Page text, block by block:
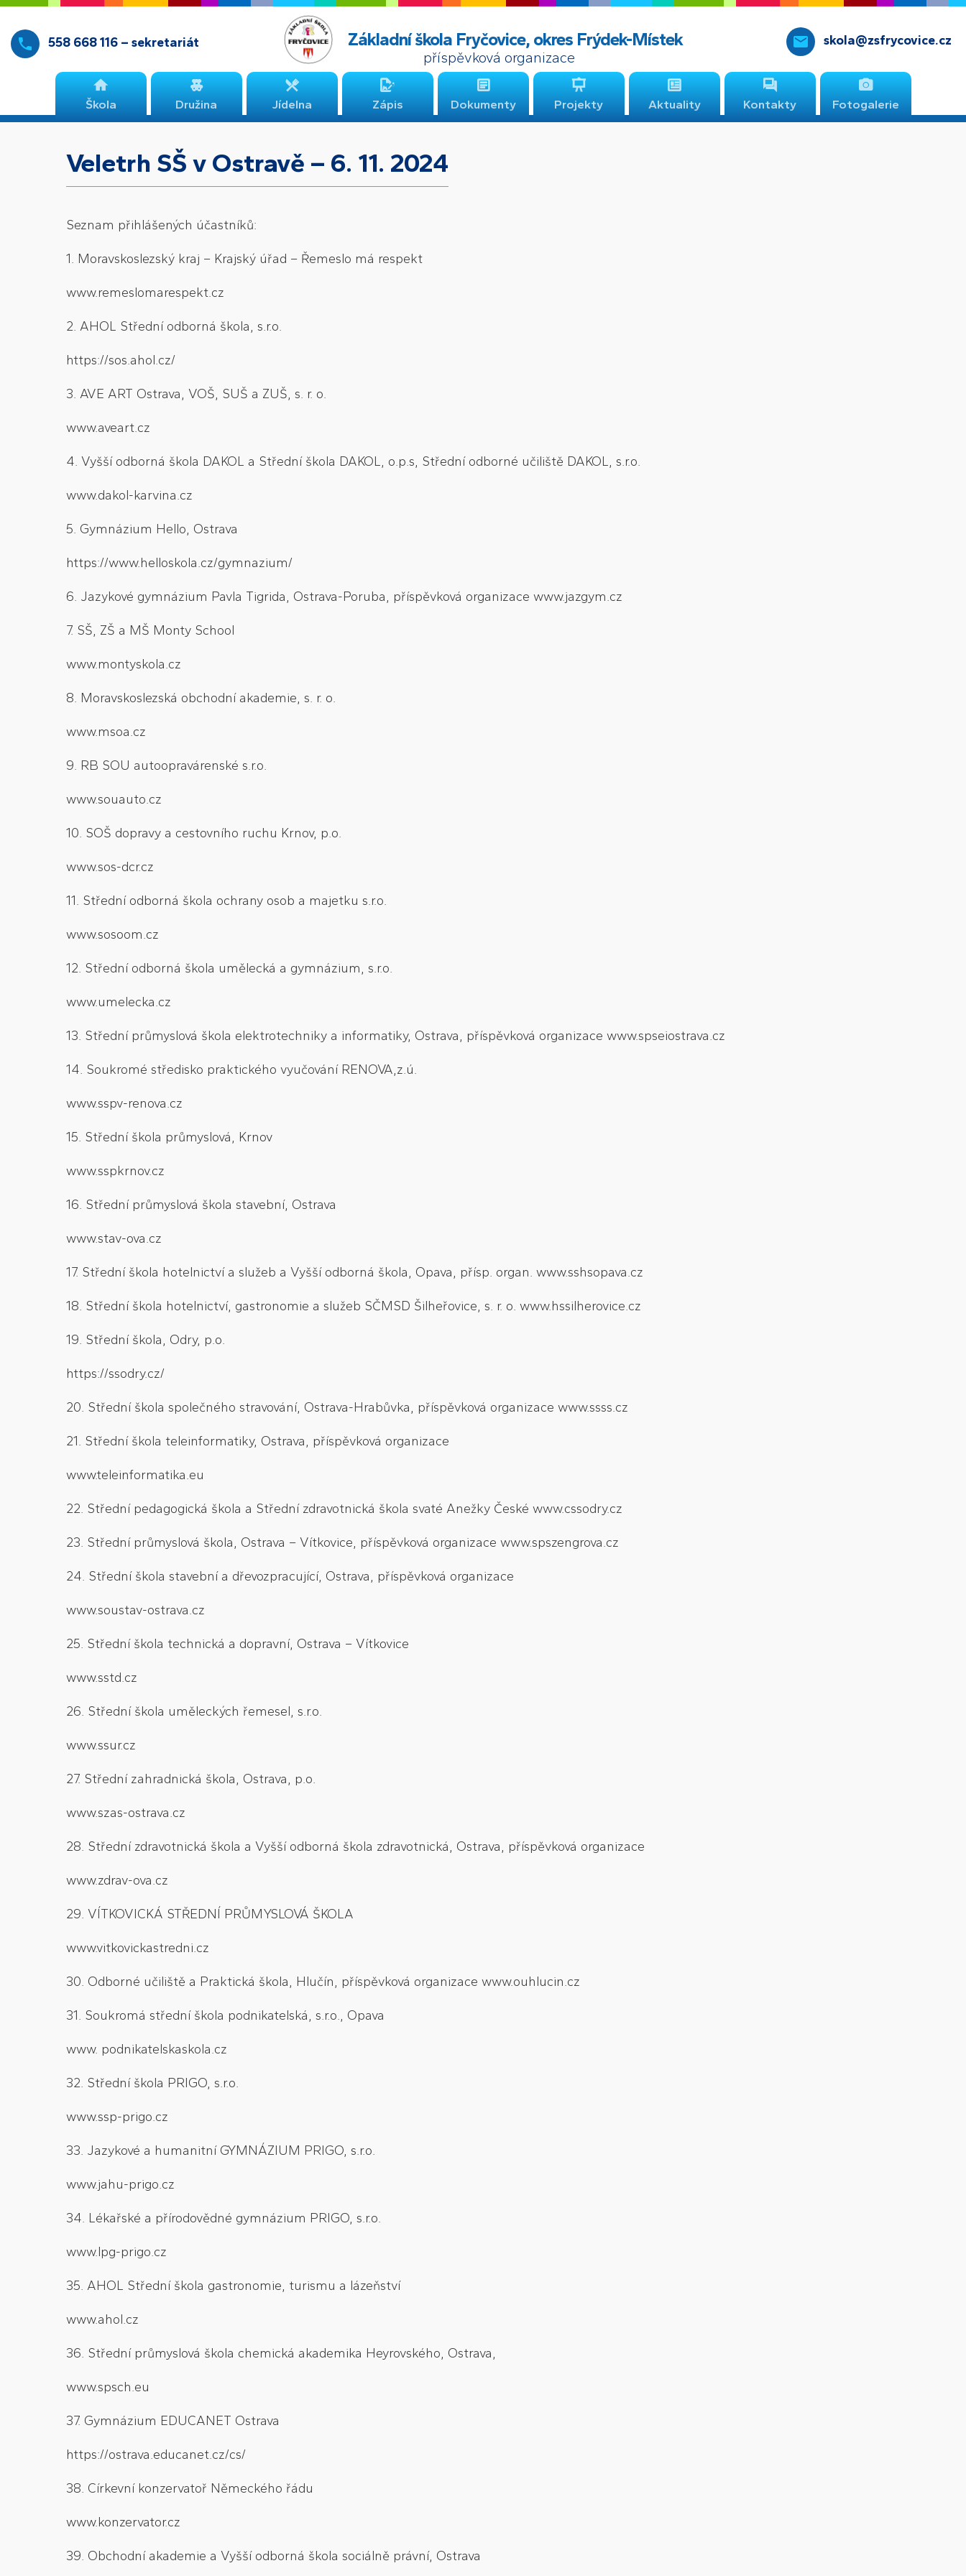
Základní škola Fryčovice, okres Frýdek-Místek
příspěvková organizace
skola@zsfrycovice.cz
558 668 116 – sekretariát
Škola Družina Jídelna Zápis Dokumenty Projekty Aktuality Kontakty Fotogalerie
Veletrh SŠ v Ostravě – 6. 11. 2024
Seznam přihlášených účastníků:
1. Moravskoslezský kraj – Krajský úřad – Řemeslo má respekt
www.remeslomarespekt.cz
2. AHOL Střední odborná škola, s.r.o.
https://sos.ahol.cz/
3. AVE ART Ostrava, VOŠ, SUŠ a ZUŠ, s. r. o.
www.aveart.cz
4. Vyšší odborná škola DAKOL a Střední škola DAKOL, o.p.s, Střední odborné učiliště DAKOL, s.r.o.
www.dakol-karvina.cz
5. Gymnázium Hello, Ostrava
https://www.helloskola.cz/gymnazium/
6. Jazykové gymnázium Pavla Tigrida, Ostrava-Poruba, příspěvková organizace www.jazgym.cz
7. SŠ, ZŠ a MŠ Monty School
www.montyskola.cz
8. Moravskoslezská obchodní akademie, s. r. o.
www.msoa.cz
9. RB SOU autoopravárenské s.r.o.
www.souauto.cz
10. SOŠ dopravy a cestovního ruchu Krnov, p.o.
www.sos-dcr.cz
11. Střední odborná škola ochrany osob a majetku s.r.o.
www.sosoom.cz
12. Střední odborná škola umělecká a gymnázium, s.r.o.
www.umelecka.cz
13. Střední průmyslová škola elektrotechniky a informatiky, Ostrava, příspěvková organizace www.spseiostrava.cz
14. Soukromé středisko praktického vyučování RENOVA,z.ú.
www.sspv-renova.cz
15. Střední škola průmyslová, Krnov
www.sspkrnov.cz
16. Střední průmyslová škola stavební, Ostrava
www.stav-ova.cz
17. Střední škola hotelnictví a služeb a Vyšší odborná škola, Opava, přísp. organ. www.sshsopava.cz
18. Střední škola hotelnictví, gastronomie a služeb SČMSD Šilheřovice, s. r. o. www.hssilherovice.cz
19. Střední škola, Odry, p.o.
https://ssodry.cz/
20. Střední škola společného stravování, Ostrava-Hrabůvka, příspěvková organizace www.ssss.cz
21. Střední škola teleinformatiky, Ostrava, příspěvková organizace
www.teleinformatika.eu
22. Střední pedagogická škola a Střední zdravotnická škola svaté Anežky České www.cssodry.cz
23. Střední průmyslová škola, Ostrava – Vítkovice, příspěvková organizace www.spszengrova.cz
24. Střední škola stavební a dřevozpracující, Ostrava, příspěvková organizace
www.soustav-ostrava.cz
25. Střední škola technická a dopravní, Ostrava – Vítkovice
www.sstd.cz
26. Střední škola uměleckých řemesel, s.r.o.
www.ssur.cz
27. Střední zahradnická škola, Ostrava, p.o.
www.szas-ostrava.cz
28. Střední zdravotnická škola a Vyšší odborná škola zdravotnická, Ostrava, příspěvková organizace
www.zdrav-ova.cz
29. VÍTKOVICKÁ STŘEDNÍ PRŮMYSLOVÁ ŠKOLA
www.vitkovickastredni.cz
30. Odborné učiliště a Praktická škola, Hlučín, příspěvková organizace www.ouhlucin.cz
31. Soukromá střední škola podnikatelská, s.r.o., Opava
www. podnikatelskaskola.cz
32. Střední škola PRIGO, s.r.o.
www.ssp-prigo.cz
33. Jazykové a humanitní GYMNÁZIUM PRIGO, s.r.o.
www.jahu-prigo.cz
34. Lékařské a přírodovědné gymnázium PRIGO, s.r.o.
www.lpg-prigo.cz
35. AHOL Střední škola gastronomie, turismu a lázeňství
www.ahol.cz
36. Střední průmyslová škola chemická akademika Heyrovského, Ostrava,
www.spsch.eu
37. Gymnázium EDUCANET Ostrava
https://ostrava.educanet.cz/cs/
38. Církevní konzervatoř Německého řádu
www.konzervator.cz
39. Obchodní akademie a Vyšší odborná škola sociálně právní, Ostrava